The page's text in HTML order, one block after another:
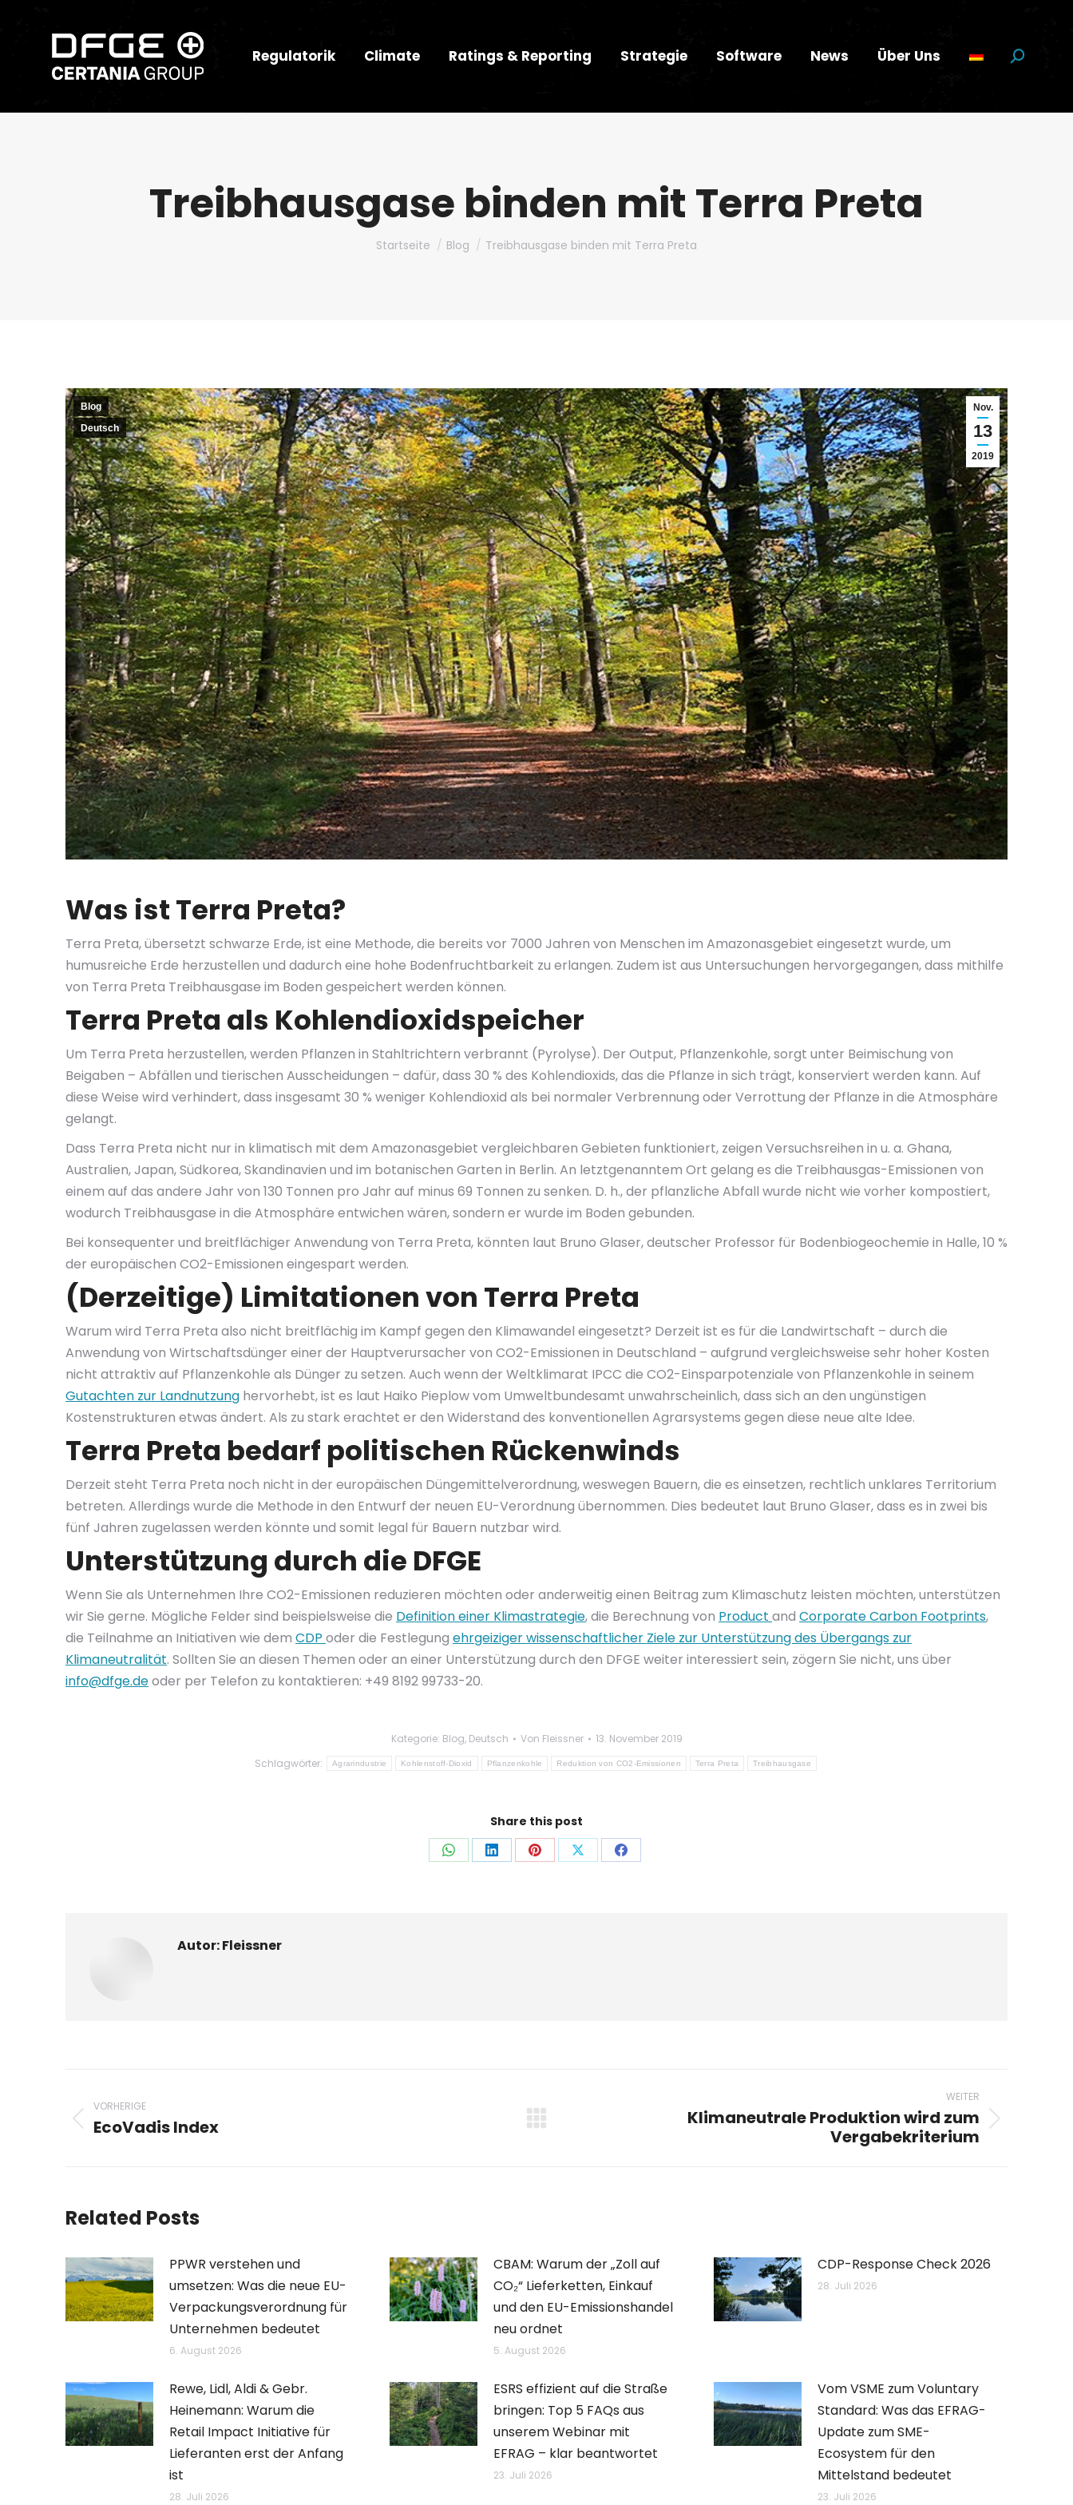
Regulatorik Climate Ratings & Reporting Strategie Software News Über Uns Suchen:
Treibhausgase binden mit Terra Preta
Du bist hier:
Startseite Blog Treibhausgase binden mit Terra Preta
Nov.
13
2019
Blog
Deutsch
Was ist Terra Preta?
Terra Preta, übersetzt schwarze Erde, ist eine Methode, die bereits vor 7000 Jahren von Menschen im Amazonasgebiet eingesetzt wurde, um
humusreiche Erde herzustellen und dadurch eine hohe Bodenfruchtbarkeit zu erlangen. Zudem ist aus Untersuchungen hervorgegangen, dass mithilfe
von Terra Preta Treibhausgase im Boden gespeichert werden können.
Terra Preta als Kohlendioxidspeicher
Um Terra Preta herzustellen, werden Pflanzen in Stahltrichtern verbrannt (Pyrolyse). Der Output, Pflanzenkohle, sorgt unter Beimischung von
Beigaben – Abfällen und tierischen Ausscheidungen – dafür, dass 30 % des Kohlendioxids, das die Pflanze in sich trägt, konserviert werden kann. Auf
diese Weise wird verhindert, dass insgesamt 30 % weniger Kohlendioxid als bei normaler Verbrennung oder Verrottung der Pflanze in die Atmosphäre
gelangt.
Dass Terra Preta nicht nur in klimatisch mit dem Amazonasgebiet vergleichbaren Gebieten funktioniert, zeigen Versuchsreihen in u. a. Ghana,
Australien, Japan, Südkorea, Skandinavien und im botanischen Garten in Berlin. An letztgenanntem Ort gelang es die Treibhausgas-Emissionen von
einem auf das andere Jahr von 130 Tonnen pro Jahr auf minus 69 Tonnen zu senken. D. h., der pflanzliche Abfall wurde nicht wie vorher kompostiert,
wodurch Treibhausgase in die Atmosphäre entwichen wären, sondern er wurde im Boden gebunden.
Bei konsequenter und breitflächiger Anwendung von Terra Preta, könnten laut Bruno Glaser, deutscher Professor für Bodenbiogeochemie in Halle, 10 %
der europäischen CO2-Emissionen eingespart werden.
(Derzeitige) Limitationen von Terra Preta
Warum wird Terra Preta also nicht breitflächig im Kampf gegen den Klimawandel eingesetzt? Derzeit ist es für die Landwirtschaft – durch die
Anwendung von Wirtschaftsdünger einer der Hauptverursacher von CO2-Emissionen in Deutschland – aufgrund vergleichsweise sehr hoher Kosten
nicht attraktiv auf Pflanzenkohle als Dünger zu setzen. Auch wenn der Weltklimarat IPCC die CO2-Einsparpotenziale von Pflanzenkohle in seinem
Gutachten zur Landnutzung hervorhebt, ist es laut Haiko Pieplow vom Umweltbundesamt unwahrscheinlich, dass sich an den ungünstigen
Kostenstrukturen etwas ändert. Als zu stark erachtet er den Widerstand des konventionellen Agrarsystems gegen diese neue alte Idee.
Terra Preta bedarf politischen Rückenwinds
Derzeit steht Terra Preta noch nicht in der europäischen Düngemittelverordnung, weswegen Bauern, die es einsetzen, rechtlich unklares Territorium
betreten. Allerdings wurde die Methode in den Entwurf der neuen EU-Verordnung übernommen. Dies bedeutet laut Bruno Glaser, dass es in zwei bis
fünf Jahren zugelassen werden könnte und somit legal für Bauern nutzbar wird.
Unterstützung durch die DFGE
Wenn Sie als Unternehmen Ihre CO2-Emissionen reduzieren möchten oder anderweitig einen Beitrag zum Klimaschutz leisten möchten, unterstützen
wir Sie gerne. Mögliche Felder sind beispielsweise die Definition einer Klimastrategie, die Berechnung von Product and Corporate Carbon Footprints,
die Teilnahme an Initiativen wie dem CDP oder die Festlegung ehrgeiziger wissenschaftlicher Ziele zur Unterstützung des Übergangs zur
Klimaneutralität. Sollten Sie an diesen Themen oder an einer Unterstützung durch den DFGE weiter interessiert sein, zögern Sie nicht, uns über
info@dfge.deoder per Telefon zu kontaktieren: +49 8192 99733-20.
Kategorie: Blog, Deutsch Von Fleissner
13. November 2019
Schlagwörter:
Agrarindustrie Kohlenstoff-Dioxid Pflanzenkohle Reduktion von CO2-Emissionen Terra Preta Treibhausgase
Share this post
Auf
Auf
Auf
Auf
Auf
Autor:Fleissner
VORHERIGE
Vorheriger
EcoVadis Index
WEITER
Klimaneutrale Produktion wird zum
Vergabekriterium
Related Posts
PPWR verstehen und
umsetzen: Was die neue EU-
Verpackungsverordnung für
Unternehmen bedeutet
6. August 2026
CBAM: Warum der „Zoll auf
CO₂“ Lieferketten, Einkauf
und den EU-Emissionshandel
neu ordnet
5. August 2026
CDP-Response Check 2026
28. Juli 2026
Rewe, Lidl, Aldi & Gebr.
Heinemann: Warum die
Retail Impact Initiative für
Lieferanten erst der Anfang
ist
28. Juli 2026
ESRS effizient auf die Straße
bringen: Top 5 FAQs aus
unserem Webinar mit
EFRAG – klar beantwortet
23. Juli 2026
Vom VSME zum Voluntary
Standard: Was das EFRAG-
Update zum SME-
Ecosystem für den
Mittelstand bedeutet
23. Juli 2026